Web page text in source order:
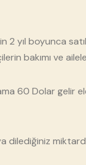
2 yıl boyunca
bakımı ve
60 Dolar gelir
dilediğiniz